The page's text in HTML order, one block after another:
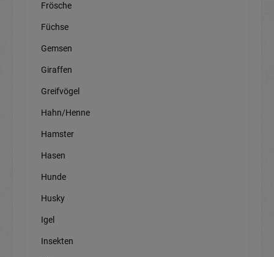
Frösche
Füchse
Gemsen
Giraffen
Greifvögel
Hahn/Henne
Hamster
Hasen
Hunde
Husky
Igel
Insekten